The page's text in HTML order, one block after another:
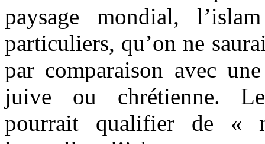
paysage mondial,
particuliers, qu’on ne
par comparaison avec
juive ou chrétienne.
pourrait qualifier de «